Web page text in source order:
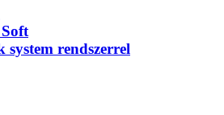
rendszerrel